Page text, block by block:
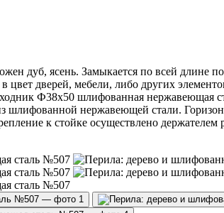
дуб, ясень. Замыкается по всей длине
цвет дверей, мебели, либо других
Ф38х50 шлифованная нержавеющая
шлифованной нержавеющей стали.
к стойке осуществлено держателем